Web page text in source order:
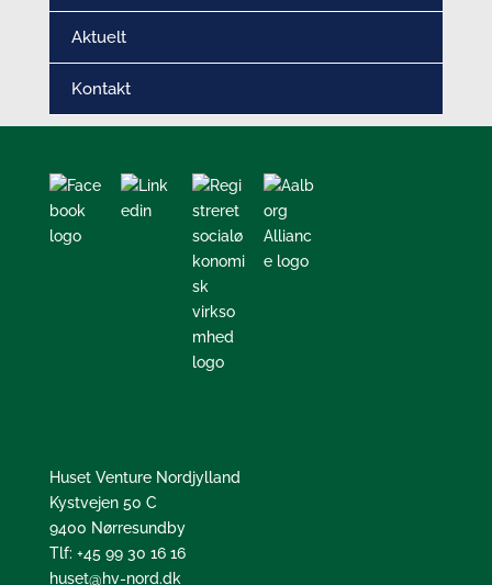
Aktuelt
Kontakt
Huset Venture Nordjylland
Kystvejen 50 C
9400 Nørresundby
Tlf: +45 99 30 16 16
huset@hv-nord.dk